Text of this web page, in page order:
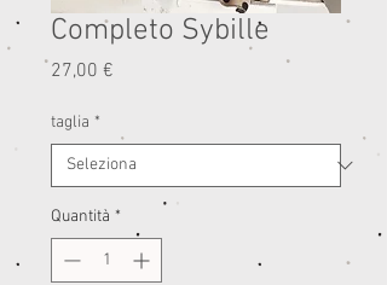
Completo Sybille
27,00 €
taglia *
Quantità *